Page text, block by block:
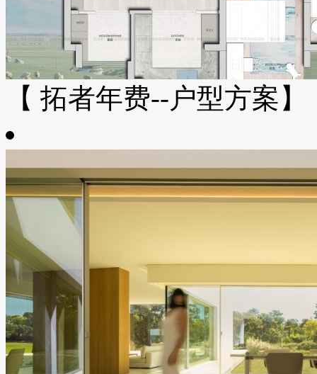
【 拓者年费--户型方案】